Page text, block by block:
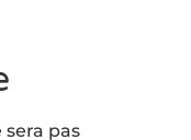
sera pas